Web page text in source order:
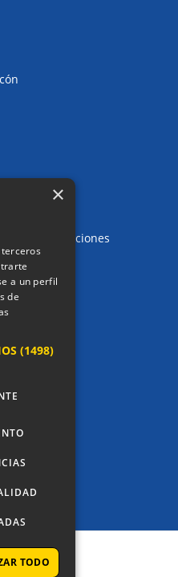
y Felicitaciones
ALKOR
×
a un perfil
de
(1498)
TODO